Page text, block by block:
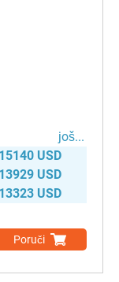
јоš...
USD
USD
USD
Poruči